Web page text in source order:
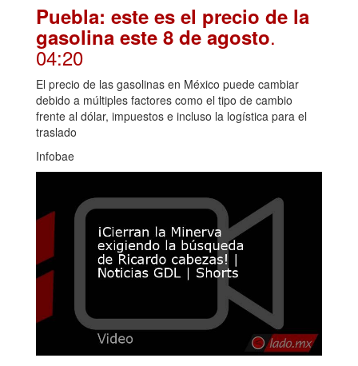
Puebla: este es el precio de la
gasolina este 8 de agosto.
04:20
El precio de las gasolinas en México puede cambiar
debido a múltiples factores como el tipo de cambio
frente al dólar, impuestos e incluso la logística para el
traslado
Infobae